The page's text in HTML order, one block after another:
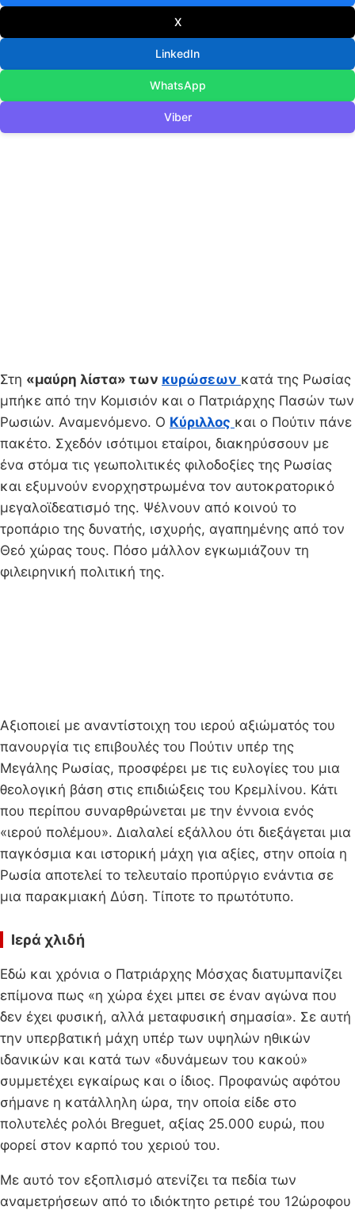
X
LinkedIn
WhatsApp
Viber
Στη «μαύρη λίστα» των κυρώσεων κατά της Ρωσίας
μπήκε από την Κομισιόν και ο Πατριάρχης Πασών των
Ρωσιών. Αναμενόμενο. Ο Κύριλλος και ο Πούτιν πάνε
πακέτο. Σχεδόν ισότιμοι εταίροι, διακηρύσσουν με
ένα στόμα τις γεωπολιτικές φιλοδοξίες της Ρωσίας
και εξυμνούν ενορχηστρωμένα τον αυτοκρατορικό
μεγαλοϊδεατισμό της. Ψέλνουν από κοινού το
τροπάριο της δυνατής, ισχυρής, αγαπημένης από τον
Θεό χώρας τους. Πόσο μάλλον εγκωμιάζουν τη
φιλειρηνική πολιτική της.
Αξιοποιεί με αναντίστοιχη του ιερού αξιώματός του
πανουργία τις επιβουλές του Πούτιν υπέρ της
Μεγάλης Ρωσίας, προσφέρει με τις ευλογίες του μια
θεολογική βάση στις επιδιώξεις του Κρεμλίνου. Κάτι
που περίπου συναρθρώνεται με την έννοια ενός
«ιερού πολέμου». Διαλαλεί εξάλλου ότι διεξάγεται μια
παγκόσμια και ιστορική μάχη για αξίες, στην οποία η
Ρωσία αποτελεί το τελευταίο προπύργιο ενάντια σε
μια παρακμιακή Δύση. Τίποτε το πρωτότυπο.
Ιερά χλιδή
Εδώ και χρόνια ο Πατριάρχης Μόσχας διατυμπανίζει
επίμονα πως «η χώρα έχει μπει σε έναν αγώνα που
δεν έχει φυσική, αλλά μεταφυσική σημασία». Σε αυτή
την υπερβατική μάχη υπέρ των υψηλών ηθικών
ιδανικών και κατά των «δυνάμεων του κακού»
συμμετέχει εγκαίρως και ο ίδιος. Προφανώς αφότου
σήμανε η κατάλληλη ώρα, την οποία είδε στο
πολυτελές ρολόι Breguet, αξίας 25.000 ευρώ, που
φορεί στον καρπό του χεριού του.
Με αυτό τον εξοπλισμό ατενίζει τα πεδία των
αναμετρήσεων από το ιδιόκτητο ρετιρέ του 12ώροφου